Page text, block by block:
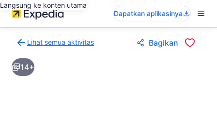
Langsung ke konten utama
Dapatkan aplikasinya
Lihat semua aktivitas
ke
halaman
hasil
Bagikan
14+